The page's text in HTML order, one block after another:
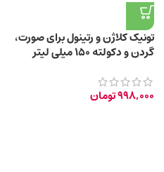
تونیک کلاژن و رتینول برای صورت،
گردن و دکولته 150 میلی لیتر
998,000تومان